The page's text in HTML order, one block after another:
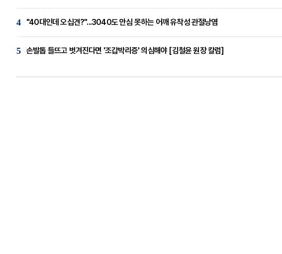
4 "40대인데 오십견?"...3040도 안심 못하는 어깨 유착성 관절낭염
5 손발톱 들뜨고 벗겨진다면 '조갑박리증' 의심해야 [김철윤 원장 칼럼]